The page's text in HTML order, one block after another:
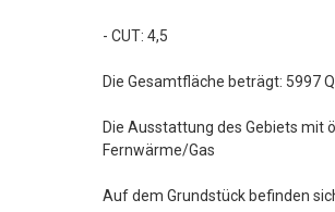
- CUT: 4,5
Die Gesamtfläche beträgt: 5997
Die Ausstattung des Gebiets mit
Fernwärme/Gas
Auf dem Grundstück befinden